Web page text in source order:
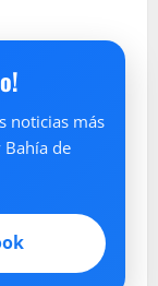
noticias más
de